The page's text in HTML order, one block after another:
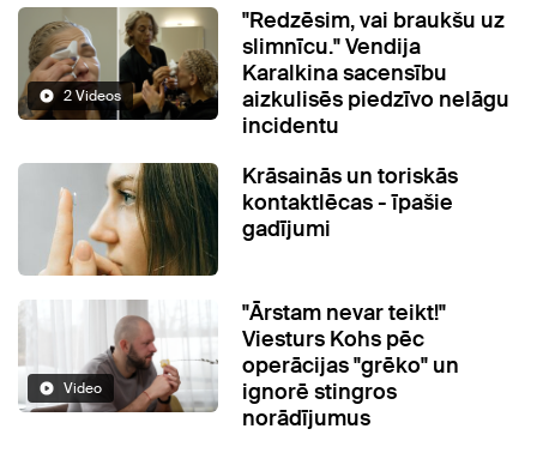
2 Videos
"Redzēsim, vai braukšu uz
slimnīcu." Vendija
Karalkina sacensību
aizkulisēs piedzīvo nelāgu
incidentu
Krāsainās un toriskās
kontaktlēcas - īpašie
gadījumi
Video
"Ārstam nevar teikt!"
Viesturs Kohs pēc
operācijas "grēko" un
ignorē stingros
norādījumus